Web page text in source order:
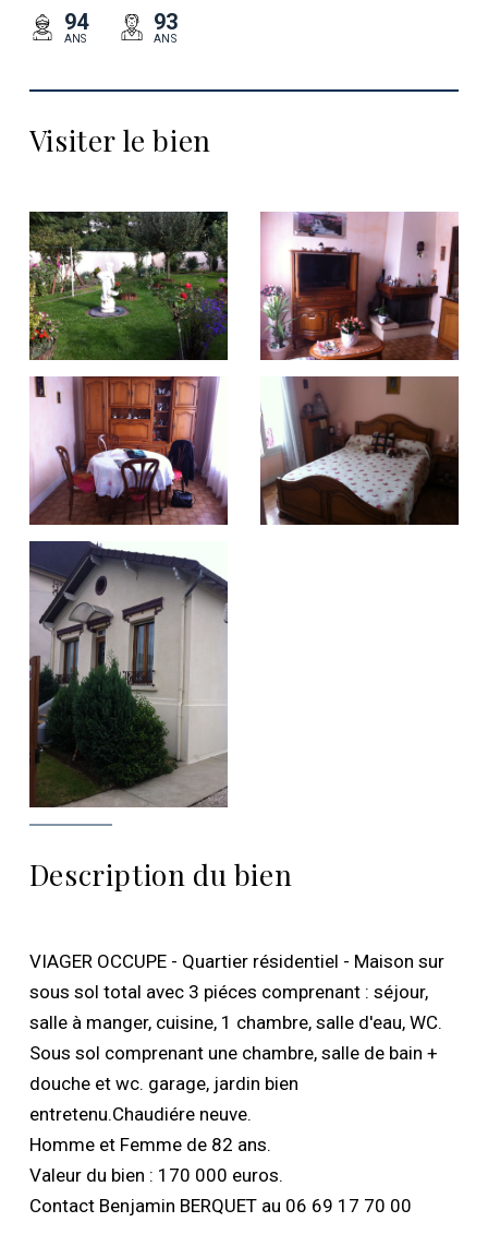
94
ANS
93
ANS
Visiter le bien
Description du bien
VIAGER OCCUPE - Quartier résidentiel - Maison sur
sous sol total avec 3 piéces comprenant : séjour,
salle à manger, cuisine, 1 chambre, salle d'eau, WC.
Sous sol comprenant une chambre, salle de bain +
douche et wc. garage, jardin bien
entretenu.Chaudiére neuve.
Homme et Femme de 82 ans.
Valeur du bien : 170 000 euros.
Contact Benjamin BERQUET au 06 69 17 70 00